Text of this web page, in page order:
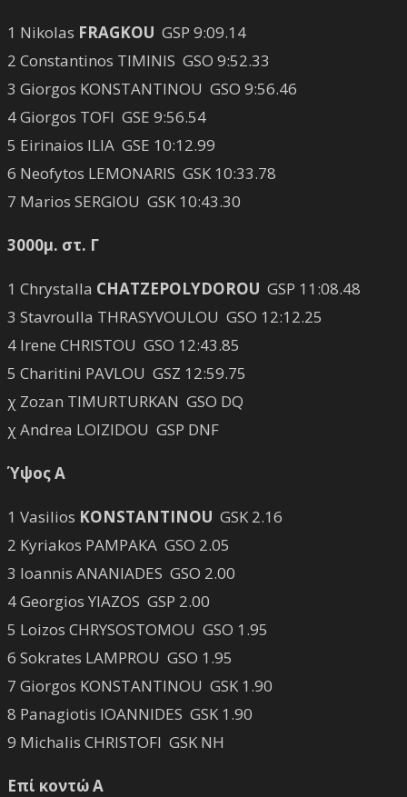
1 Nikolas FRAGKOU GSP 9:09.14
2 Constantinos TIMINIS GSO 9:52.33
3 Giorgos KONSTANTINOU GSO 9:56.46
4 Giorgos TOFI GSE 9:56.54
5 Eirinaios ILIA GSE 10:12.99
6 Neofytos LEMONARIS GSK 10:33.78
7 Marios SERGIOU GSK 10:43.30
3000μ. στ. Γ
1 Chrystalla CHATZEPOLYDOROU GSP 11:08.48
3 Stavroulla THRASYVOULOU GSO 12:12.25
4 Irene CHRISTOU GSO 12:43.85
5 Charitini PAVLOU GSZ 12:59.75
χ Zozan TIMURTURKAN GSO DQ
χ Andrea LOIZIDOU GSP DNF
Ύψος Α
1 Vasilios KONSTANTINOU GSK 2.16
2 Kyriakos PAMPAKA GSO 2.05
3 Ioannis ANANIADES GSO 2.00
4 Georgios YIAZOS GSP 2.00
5 Loizos CHRYSOSTOMOU GSO 1.95
6 Sokrates LAMPROU GSO 1.95
7 Giorgos KONSTANTINOU GSK 1.90
8 Panagiotis IOANNIDES GSK 1.90
9 Michalis CHRISTOFI GSK NH
Επί κοντώ Α